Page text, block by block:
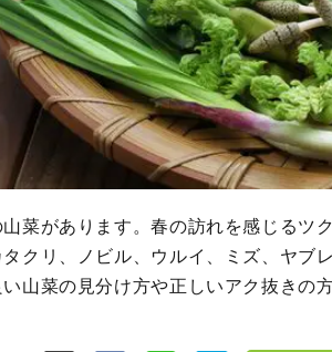
菜があります。春の訪れを感じるツ
タクリ、ノビル、ウルイ、ミズ、ヤブ
山菜の見分け方や正しいアク抜きの